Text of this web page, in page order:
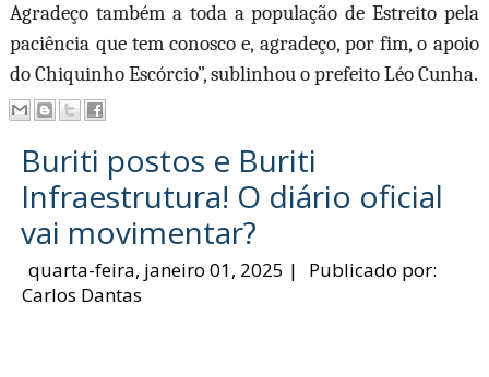
Agradeço também a toda a população de Estreito pela
paciência que tem conosco e, agradeço, por fim, o apoio
do Chiquinho Escórcio”, sublinhou o prefeito Léo Cunha.
Buriti postos e Buriti
Infraestrutura! O diário oficial
vai movimentar?
quarta-feira, janeiro 01, 2025 |
Publicado por:
Carlos Dantas